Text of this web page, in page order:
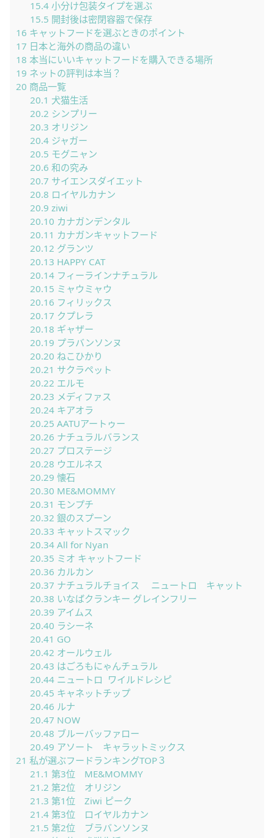
15.4小分け包装タイプを選ぶ
15.5 開封後は密閉容器で保存
16 キャットフードを選ぶときのポイント
17 日本と海外の商品の違い
18 本当にいいキャットフードを購入できる場所
19 ネットの評判は本当？
20 商品一覧
20.1 犬猫生活
20.2 シンプリー
20.3 オリジン
20.4ジャガー
20.5 モグニャン
20.6 和の究み
20.7 サイエンスダイエット
20.8 ロイヤルカナン
20.9 ziwi
20.10 カナガンデンタル
20.11 カナガンキャットフード
20.12 グランツ
20.13 HAPPY CAT
20.14フィーラインナチュラル
20.15 ミャウミャウ
20.16 フィリックス
20.17 クプレラ
20.18 ギャザー
20.19 プラバンソンヌ
20.20 ねこひかり
20.21 サクラペット
20.22 エルモ
20.23 メディファス
20.24キアオラ
20.25 AATUアートゥー
20.26 ナチュラルバランス
20.27 プロステージ
20.28 ウエルネス
20.29 懐石
20.30 ME&MOMMY
20.31 モンプチ
20.32 銀のスプーン
20.33 キャットスマック
20.34All for Nyan
20.35 ミオ キャットフード
20.36 カルカン
20.37 ナチュラルチョイス ニュートロ キャット
20.38 いなばクランキー グレインフリー
20.39 アイムス
20.40 ラシーネ
20.41 GO
20.42 オールウェル
20.43 はごろもにゃんチュラル
20.44ニュートロ ワイルドレシピ
20.45 キャネットチップ
20.46 ルナ
20.47 NOW
20.48 ブルーバッファロー
20.49 アソート キャラットミックス
21 私が選ぶフードランキングTOP３
21.1 第3位 ME&MOMMY
21.2 第2位 オリジン
21.3 第1位 Ziwi ピーク
21.4第3位 ロイヤルカナン
21.5 第2位 ブラバンソンヌ